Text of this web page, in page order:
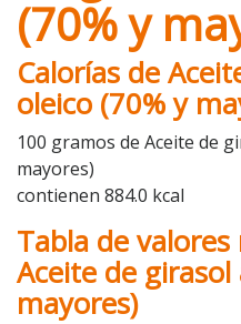
(70% y
Calorías de
oleico (70% y
100 gramos de Aceite de
mayores)
contienen 884.0 kcal
Tabla de
Aceite de
mayores)